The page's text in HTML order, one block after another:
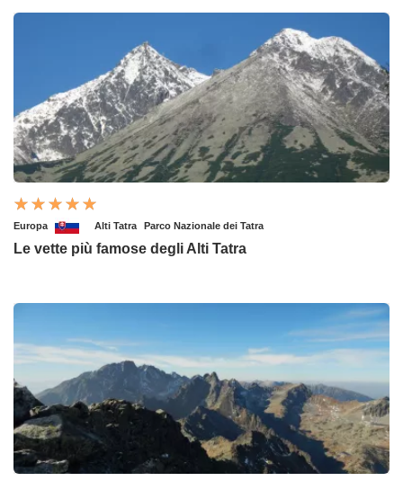
Europa Alti Tatra Parco Nazionale dei Tatra
Le vette più famose degli Alti Tatra